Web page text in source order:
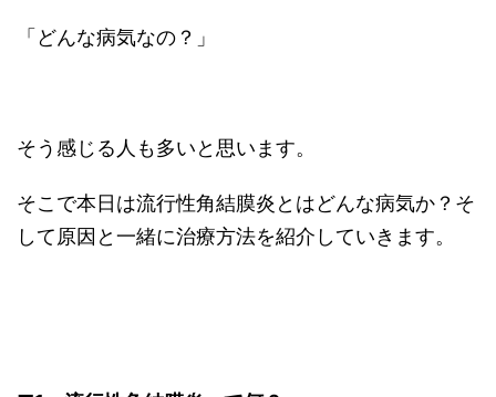
「どんな病気なの？」
そう感じる人も多いと思います。
そこで本日は流行性角結膜炎とはどんな病気か？そ
して原因と一緒に治療方法を紹介していきます。